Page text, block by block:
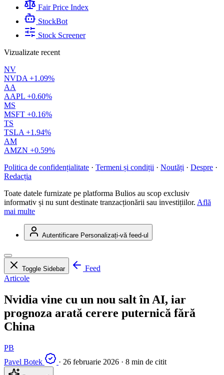
Fair Price Index
StockBot
Stock Screener
Vizualizate recent
NV
NVDA +1.09%
AA
AAPL +0.60%
MS
MSFT +0.16%
TS
TSLA +1.94%
AM
AMZN +0.59%
Politica de confidențialitate · Termeni și condiții · Noutăți · Despre ·
Redacția
Toate datele furnizate pe platforma Bulios au scop exclusiv
informativ și nu sunt destinate tranzacționării sau investițiilor. Află
mai multe
Autentificare Personalizați-vă feed-ul
Toggle Sidebar
Feed
Articole
Nvidia vine cu un nou salt în AI, iar
prognoza arată cerere puternică fără
China
PB
Pavel Botek
· 26 februarie 2026 · 8 min de citit